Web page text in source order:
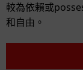
較為依賴或
和自由。